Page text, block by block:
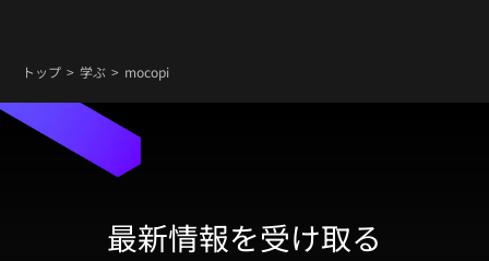
トップ 学ぶ mocopi
最新情報を受け取る